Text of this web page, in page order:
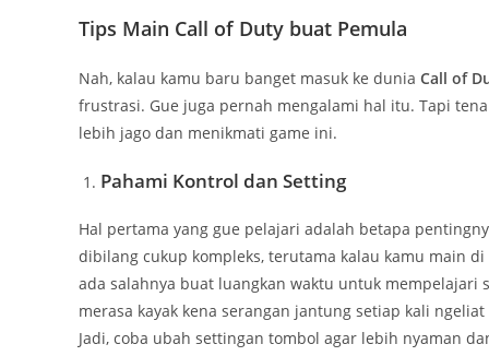
Tips Main Call of Duty buat Pemula
Nah, kalau kamu baru banget masuk ke dunia Call of
frustrasi. Gue juga pernah mengalami hal itu. Tapi
lebih jago dan menikmati game ini.
Pahami Kontrol dan Setting
Hal pertama yang gue pelajari adalah betapa
dibilang cukup kompleks, terutama kalau kamu main
ada salahnya buat luangkan waktu untuk mempelajari
merasa kayak kena serangan jantung setiap kali
Jadi, coba ubah settingan tombol agar lebih nyaman